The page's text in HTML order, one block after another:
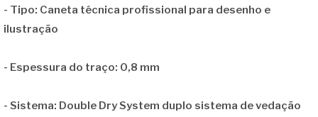
- Tipo: Caneta técnica profissional para desenho e
ilustração
- Espessura do traço: 0,8 mm
- Sistema: Double Dry System duplo sistema de vedação